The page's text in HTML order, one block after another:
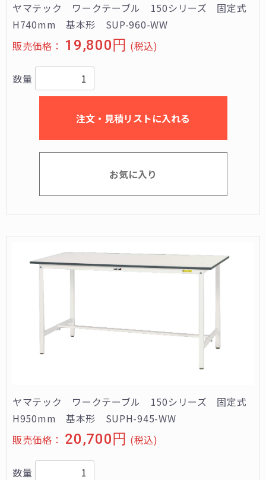
ヤマテック ワークテーブル 150シリーズ 固定式
H740mm 基本形 SUP-960-WW
販売価格： 19,800円 (税込)
数量
注文・見積リストに入れる
お気に入り
ヤマテック ワークテーブル 150シリーズ 固定式
H950mm 基本形 SUPH-945-WW
販売価格： 20,700円 (税込)
数量